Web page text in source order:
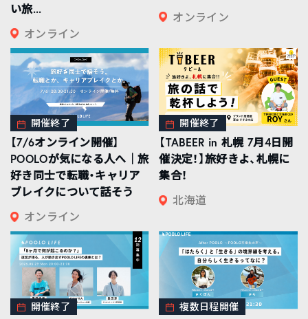
い旅...
オンライン
オンライン
開催終了
【7/6オンライン開催】
POOLOが気になる人へ｜旅
好き同士で転職・キャリア
ブレイクについて話そう
オンライン
開催終了
【TABEER in 札幌 7月4日開
催決定！】旅好きよ、札幌に
集合！
北海道
開催終了 複数日程開催